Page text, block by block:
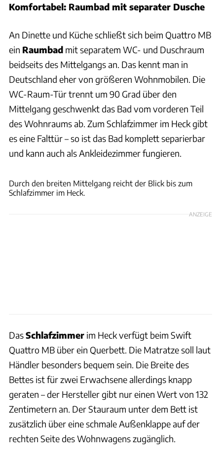
Komfortabel: Raumbad mit separater Dusche
An Dinette und Küche schließt sich beim Quattro MB
ein Raumbad mit separatem WC- und Duschraum
beidseits des Mittelgangs an. Das kennt man in
Deutschland eher von größeren Wohnmobilen. Die
WC-Raum-Tür trennt um 90 Grad über den
Mittelgang geschwenkt das Bad vom vorderen Teil
des Wohnraums ab. Zum Schlafzimmer im Heck gibt
es eine Falttür – so ist das Bad komplett separierbar
und kann auch als Ankleidezimmer fungieren.
Durch den breiten Mittelgang reicht der Blick bis zum
Schlafzimmer im Heck.
ANZEIGE
DasSchlafzimmer im Heck verfügt beim Swift
Quattro MB über ein Querbett. Die Matratze soll laut
Händler besonders bequem sein. Die Breite des
Bettes ist für zwei Erwachsene allerdings knapp
geraten – der Hersteller gibt nur einen Wert von 132
Zentimetern an. Der Stauraum unter dem Bett ist
zusätzlich über eine schmale Außenklappe auf der
rechten Seite des Wohnwagens zugänglich.